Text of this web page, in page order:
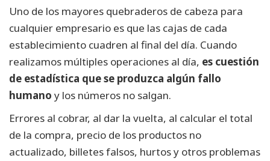
Uno de los mayores quebraderos de cabeza para
cualquier empresario es que las cajas de cada
establecimiento cuadren al final del día. Cuando
realizamos múltiples operaciones al día, es cuestión
de estadística que se produzca algún fallo
humano y los números no salgan.
Errores al cobrar, al dar la vuelta, al calcular el total
de la compra, precio de los productos no
actualizado, billetes falsos, hurtos y otros problemas